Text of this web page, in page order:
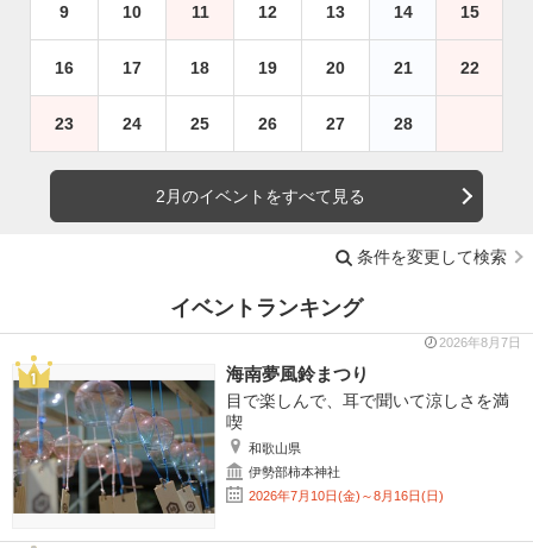
9 10 11 12 13 14 15
16 17 18 19 20 21 22
23 24 25 26 27 28
2月のイベントをすべて見る
条件を変更して検索
イベントランキング
2026年8月7日
海南夢風鈴まつり
目で楽しんで、耳で聞いて涼しさを満
喫
和歌山県
伊勢部柿本神社
2026年7月10日(金)～8月16日(日)